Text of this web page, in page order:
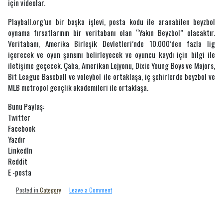
için videolar.
Playball.org’un bir başka işlevi, posta kodu ile aranabilen beyzbol
oynama fırsatlarının bir veritabanı olan “Yakın Beyzbol” olacaktır.
Veritabanı, Amerika Birleşik Devletleri’nde 10.000’den fazla lig
içerecek ve oyun şansını belirleyecek ve oyuncu kaydı için bilgi ile
iletişime geçecek. Çaba, Amerikan Lejyonu, Dixie Young Boys ve Majors,
Bit League Baseball ve voleybol ile ortaklaşa, iç şehirlerde beyzbol ve
MLB metropol gençlik akademileri ile ortaklaşa.
Bunu Paylaş:
Twitter
Facebook
Yazdır
LinkedIn
Reddit
E -posta
Posted in Category Leave a Commenton